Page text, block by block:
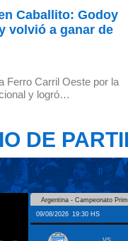
Caballito: Godoy
volvió a ganar de
Ferro Carril Oeste por la
y logró…
DE